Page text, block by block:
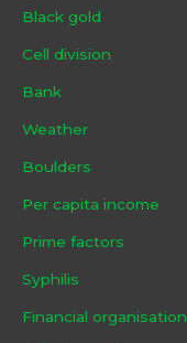
Black gold
Cell division
Bank
Weather
Boulders
Per capita income
Prime factors
Syphilis
Financial organisation